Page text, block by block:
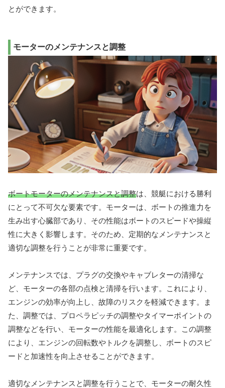
とができます。
モーターのメンテナンスと調整
ボートモーターのメンテナンスと調整は、競艇における勝利
にとって不可欠な要素です。モーターは、ボートの推進力を
生み出す心臓部であり、その性能はボートのスピードや操縦
性に大きく影響します。そのため、定期的なメンテナンスと
適切な調整を行うことが非常に重要です。
メンテナンスでは、プラグの交換やキャブレターの清掃な
ど、モーターの各部の点検と清掃を行います。これにより、
エンジンの効率が向上し、故障のリスクを軽減できます。ま
た、調整では、プロペラピッチの調整やタイマーポイントの
調整などを行い、モーターの性能を最適化します。この調整
により、エンジンの回転数やトルクを調整し、ボートのスピ
ードと加速性を向上させることができます。
適切なメンテナンスと調整を行うことで、モーターの耐久性